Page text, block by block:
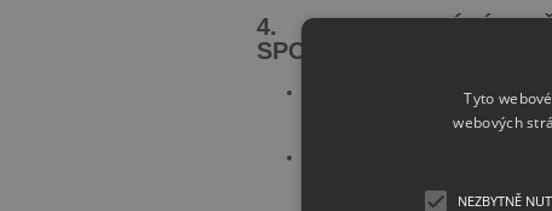
4. JAK PROBÍHÁ
SPOLEČNOSTI
vodicí pes cestuje u všech
v některých případech může
Tyto
webových
NEZBYTNĚ